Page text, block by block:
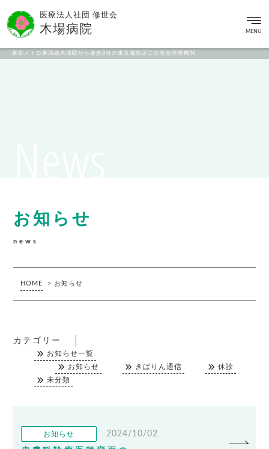
東京メトロ東西線木場駅から徒歩3分の東京都指定二次救急医療機関
医療法人社団 修世会
木場病院 MENU
お知らせ
news
HOME > お知らせ
カテゴリー
お知らせ一覧
お知らせ
きばりん通信
休診
未分類
お知らせ
2024/10/02